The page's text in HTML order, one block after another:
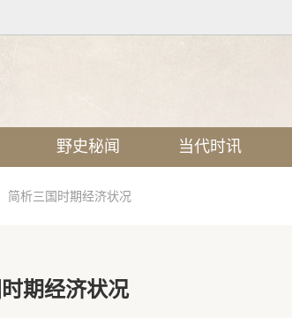
野史秘闻 当代时讯
简析三国时期经济状况
期经济状况